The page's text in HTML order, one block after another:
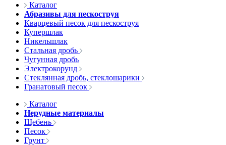
Каталог
Абразивы для пескоструя
Кварцевый песок для пескоструя
Купершлак
Никельшлак
Стальная дробь
Чугунная дробь
Электрокорунд
Стеклянная дробь, стеклошарики
Гранатовый песок
Каталог
Нерудные материалы
Щебень
Песок
Грунт